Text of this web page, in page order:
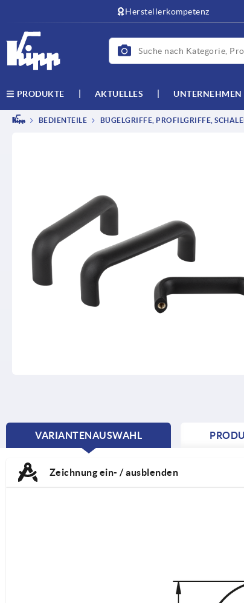
Herstellerkompetenz
PRODUKTE AKTUELLES UNTERNEHMEN
BEDIENTEILE BÜGELGRIFFE, PROFILGRIFFE,
VARIANTENAUSWAHL
CURRENT
Zeichnung ein- / ausblenden